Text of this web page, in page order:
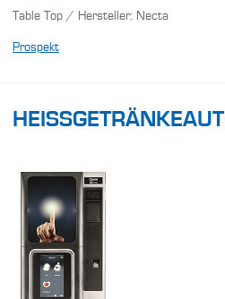
Table Top / Hersteller: Necta
Prospekt